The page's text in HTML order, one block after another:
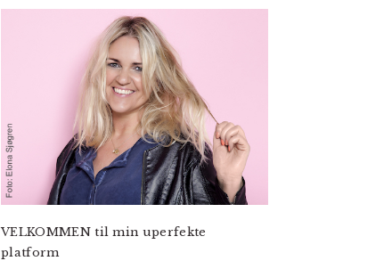
VELKOMMEN til min uperfekte
platform